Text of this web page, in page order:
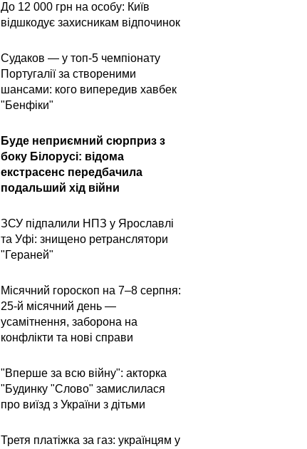
До 12 000 грн на особу: Київ
відшкодує захисникам відпочинок
Судаков — у топ-5 чемпіонату
Португалії за створеними
шансами: кого випередив хавбек
"Бенфіки"
Буде неприємний сюрприз з
боку Білорусі: відома
екстрасенс передбачила
подальший хід війни
ЗСУ підпалили НПЗ у Ярославлі
та Уфі: знищено ретранслятори
"Гераней"
Місячний гороскоп на 7–8 серпня:
25-й місячний день —
усамітнення, заборона на
конфлікти та нові справи
"Вперше за всю війну": акторка
"Будинку "Слово" замислилася
про виїзд з України з дітьми
Третя платіжка за газ: українцям у